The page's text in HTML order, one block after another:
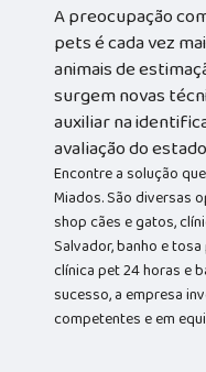
A preocupação
pets é cada vez
animais de
surgem novas
auxiliar na
avaliação do
Encontre a solução
Miados. São diversas
shop cães e gatos,
Salvador, banho e
clínica pet 24 horas e
sucesso, a empresa
competentes e em